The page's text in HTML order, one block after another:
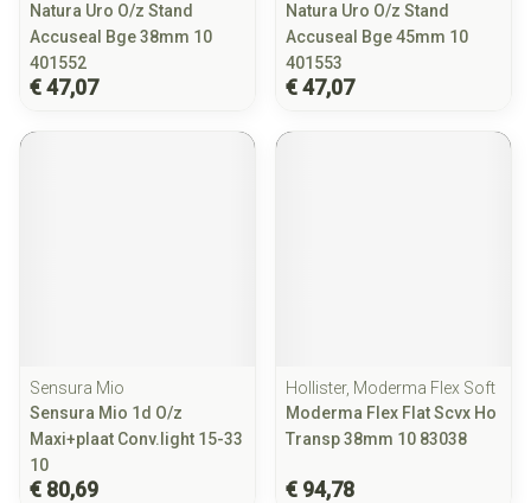
Natura Uro O/z Stand
Accuseal Bge 38mm 10
401552
€ 47,07
Natura Uro O/z Stand
Accuseal Bge 45mm 10
401553
€ 47,07
Sensura Mio
Sensura Mio 1d O/z
Maxi+plaat Conv.light 15-33
10
€ 80,69
Hollister, Moderma Flex Soft
Moderma Flex Flat Scvx Ho
Transp 38mm 10 83038
€ 94,78